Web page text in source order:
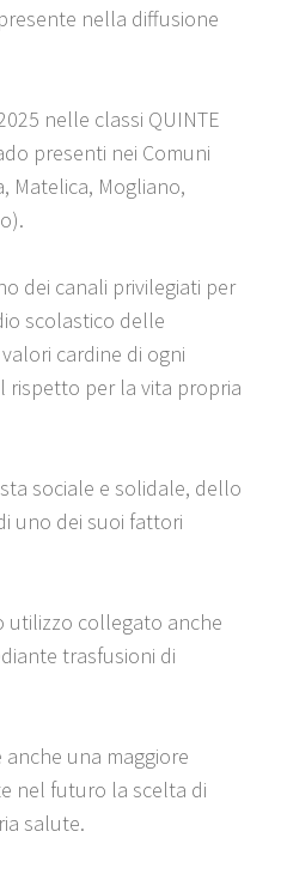
presente nella diffusione
nelle classi QUINTE
presenti nei Comuni
Matelica, Mogliano,
dei canali privilegiati per
scolastico delle
cardine di ogni
rispetto per la vita propria
sociale e solidale, dello
uno dei suoi fattori
utilizzo collegato anche
trasfusioni di
una maggiore
nel futuro la scelta di
salute.